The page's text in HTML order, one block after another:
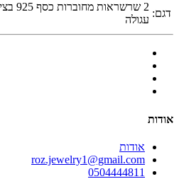
דגם:
2
עגולה
אודות
אודות
roz.jewelry1@gmail.com
0504444811